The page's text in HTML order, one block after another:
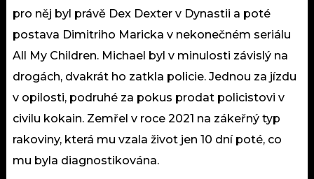
pro něj byl právě Dex Dexter v Dynastii a poté
postava Dimitriho Maricka v nekonečném seriálu
All My Children. Michael byl v minulosti závislý na
drogách, dvakrát ho zatkla policie. Jednou za jízdu
v opilosti, podruhé za pokus prodat policistovi v
civilu kokain. Zemřel v roce 2021 na zákeřný typ
rakoviny, která mu vzala život jen 10 dní poté, co
mu byla diagnostikována.